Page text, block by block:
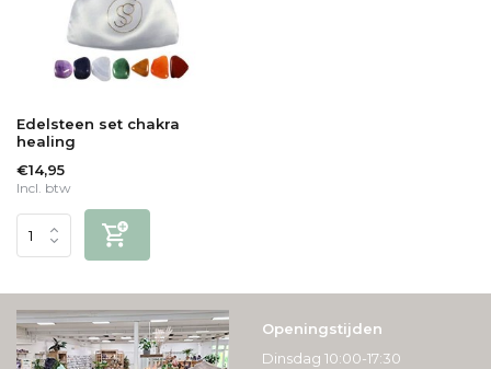
Edelsteen set chakra
healing
€14,95
Incl. btw
Openingstijden
Dinsdag 10:00-17:30